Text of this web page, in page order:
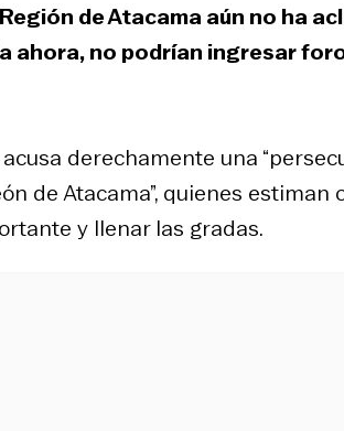
de Atacama aún no ha
ahora, no podrían ingresar
derechamente una
de Atacama”, quienes estiman
y llenar las gradas.